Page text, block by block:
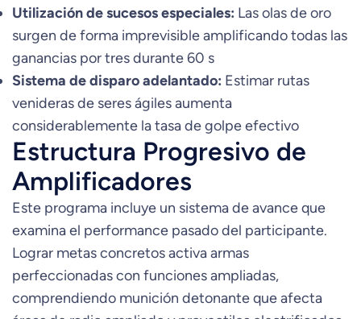
Utilización de sucesos especiales: Las olas de oro
surgen de forma imprevisible amplificando todas las
ganancias por tres durante 60 s
Sistema de disparo adelantado: Estimar rutas
venideras de seres ágiles aumenta
considerablemente la tasa de golpe efectivo
Estructura Progresivo de
Amplificadores
Este programa incluye un sistema de avance que
examina el performance pasado del participante.
Lograr metas concretos activa armas
perfeccionadas con funciones ampliadas,
comprendiendo munición detonante que afecta